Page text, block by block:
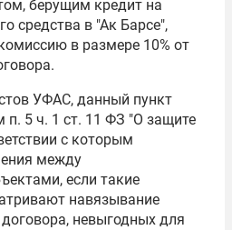
берущим кредит на
средства в "Ак Барсе",
в размере 10% от
УФАС, данный пункт
п. 5 ч. 1 ст. 11 ФЗ "О защите
с которым
между
если такие
навязывание
невыгодных для